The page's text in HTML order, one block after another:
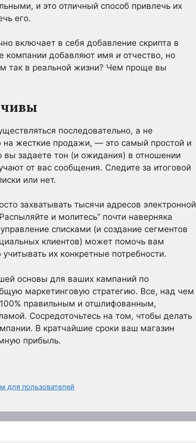
и это отличный способ привлечь их
его.
включает в себя добавление скрипта в
компании добавляют имя и отчество, но
так в реальной жизни? Чем проще вы
последовательно, а не
на жесткие продажи, — это самый простой и
вы задаете тон (и ожидания) в отношении
от вас сообщения. Следите за итоговой
или нет.
захватывать тысячи адресов электронной
и молитесь” почти наверняка
списками (и создание сегментов
клиентов) может помочь вам
их конкретные потребности.
основы для ваших кампаний по
маркетинговую стратегию. Все, над чем
100% правильным и отшлифованным,
Сосредоточьтесь на том, чтобы делать
В кратчайшие сроки ваш магазин
прибыль.
для пользователей